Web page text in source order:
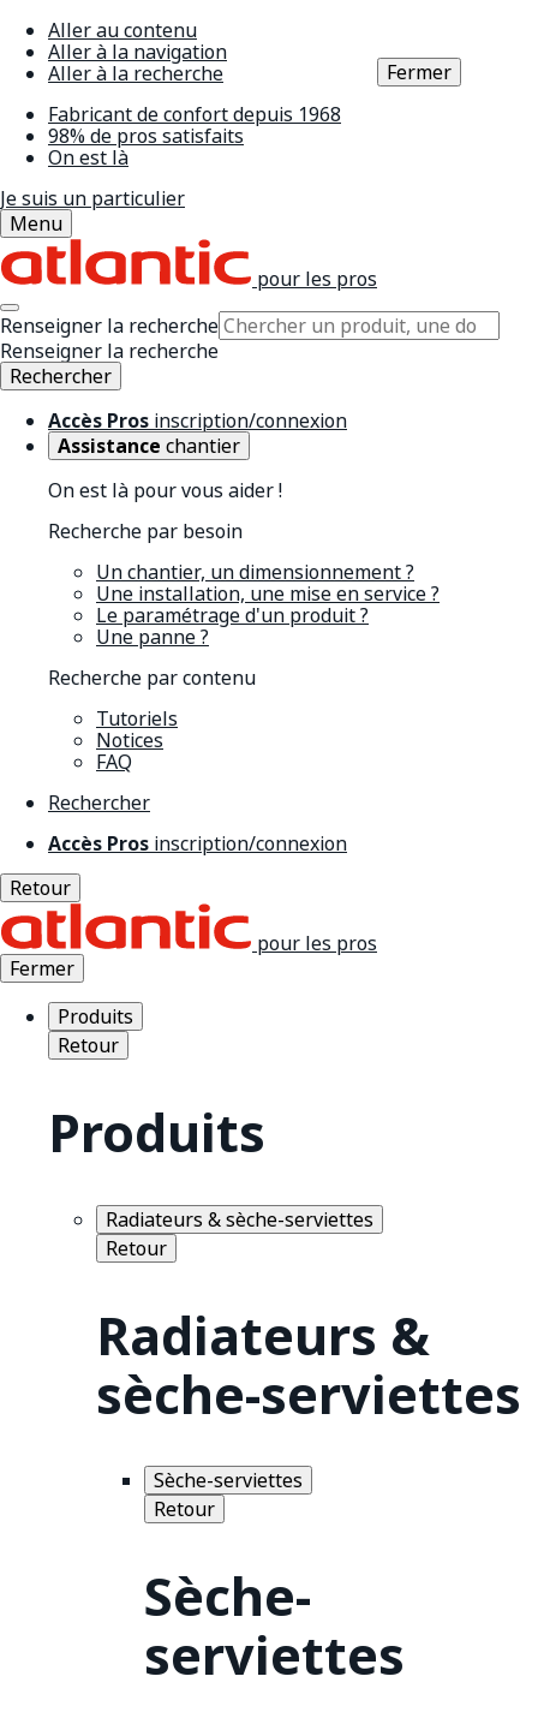
Aller au contenu
Aller à la navigation
Aller à la recherche
Fabricant de confort depuis 1968
98% de pros satisfaits
On est là
Je suis un particulier
Menu
pour les pros
Renseigner la recherche
Renseigner la recherche
Rechercher
Accès Pros inscription/connexion
Assistance chantier
On est là pour vous aider !
Recherche par besoin
Un chantier, un dimensionnement ?
Une installation, une mise en service ?
Le paramétrage d'un produit ?
Une panne ?
Recherche par contenu
Tutoriels
Notices
FAQ
Rechercher
Accès Pros inscription/connexion
Retour
pour les pros
Fermer
Produits
Retour
Produits
Radiateurs & sèche-serviettes
Retour
Radiateurs &
sèche-serviettes
Sèche-serviettes
Retour
Sèche-
serviettes
Fermer